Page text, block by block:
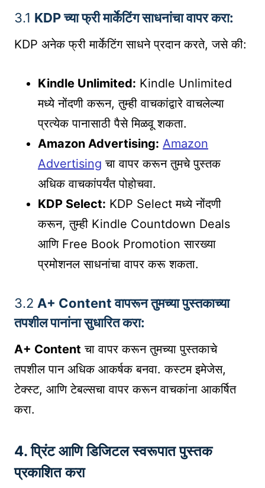
3.1 KDP च्या फ्री मार्केटिंग साधनांचा वापर करा:
KDP अनेक फ्री मार्केटिंग साधने प्रदान करते, जसे की:
Kindle Unlimited: Kindle Unlimited
मध्ये नोंदणी करून, तुम्ही वाचकांद्वारे वाचलेल्या
प्रत्येक पानासाठी पैसे मिळवू शकता.
Amazon Advertising: Amazon
Advertising चा वापर करून तुमचे पुस्तक
अधिक वाचकांपर्यंत पोहोचवा.
KDP Select: KDP Select मध्ये नोंदणी
करून, तुम्ही Kindle Countdown Deals
आणि Free Book Promotion सारख्या
प्रमोशनल साधनांचा वापर करू शकता.
3.2 A+ Content वापरून तुमच्या पुस्तकाच्या
तपशील पानांना सुधारित करा:
A+ Content चा वापर करून तुमच्या पुस्तकाचे
तपशील पान अधिक आकर्षक बनवा. कस्टम इमेजेस,
टेक्स्ट, आणि टेबल्सचा वापर करून वाचकांना आकर्षित
करा.
4.प्रिंट आणि डिजिटल स्वरूपात पुस्तक
प्रकाशित करा